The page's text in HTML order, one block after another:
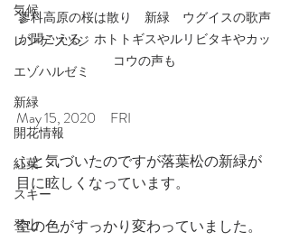
気候
レンゲツツジ
エゾハルゼミ
新緑
開花情報
紅葉
スキー
登山
蓼科高原の桜は散り　新緑　ウグイスの歌声
が聞こえる　ホトトギスやルリビタキやカッ
コウの声も
May 15, 2020　FRI
ふと気づいたのですが落葉松の新緑が
目に眩しくなっています。
空の色がすっかり変わっていました。